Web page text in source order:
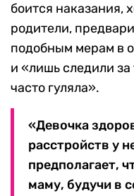
боится наказания,
родители,
подобным мерам в
и «лишь следили
часто гуляла».
«Девочка
расстройств у
предполагает,
маму, будучи в